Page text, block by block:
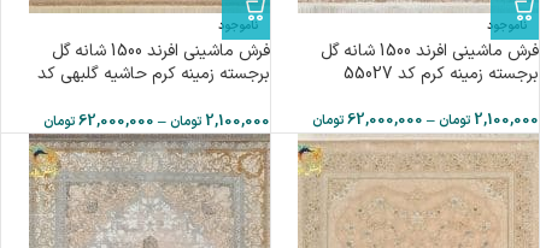
ناموجود
فرش ماشینی افرند 1500 شانه گل
برجسته زمینه کرم کد 55027
2,100,000 تومان–
62,000,000تومان
ناموجود
فرش ماشینی افرند 1500 شانه گل
برجسته زمینه کرم حاشیه گلبهی کد
2,100,000 تومان –
62,000,000 تومان